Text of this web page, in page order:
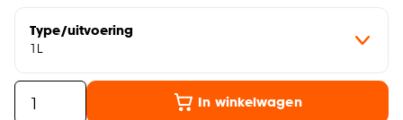
Type/uitvoering
1L
In winkelwagen